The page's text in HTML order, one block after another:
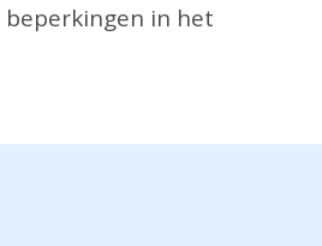
in het